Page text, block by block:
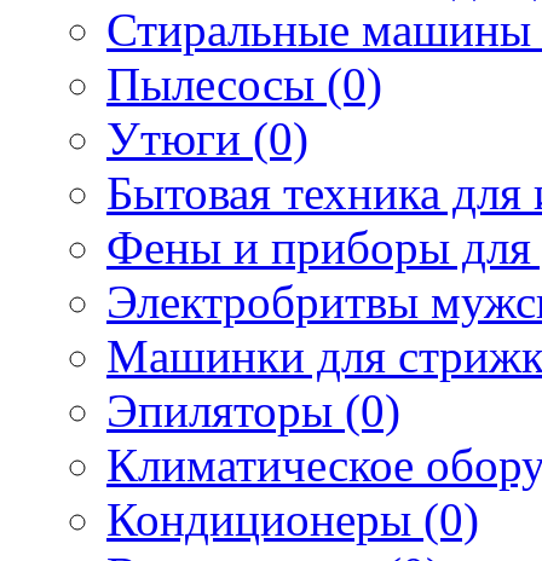
Стиральные машины
Пылесосы (0)
Утюги (0)
Бытовая техника
Фены и приборы для
Электробритвы
Машинки для
Эпиляторы (0)
Климатическое
Кондиционеры (0)